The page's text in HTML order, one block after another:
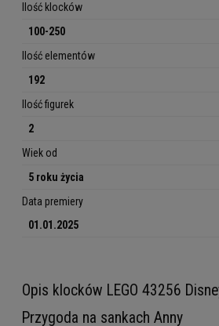
Ilość klocków
100-250
Ilość elementów
192
Ilość figurek
2
Wiek od
5 roku życia
Data premiery
01.01.2025
Opis klocków LEGO 43256
Przygoda na sankach Anny